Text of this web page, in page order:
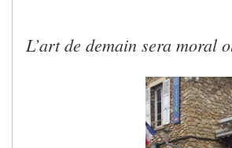
L’art de demain sera moral